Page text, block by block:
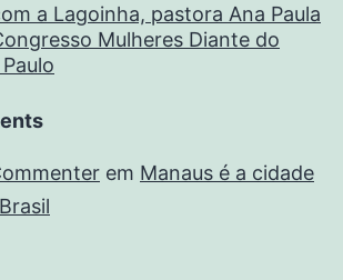
a Lagoinha, pastora Ana Paula
Mulheres Diante do
em Manaus é a cidade